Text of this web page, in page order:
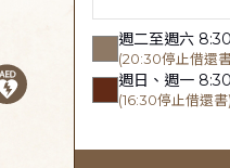
週二至週六
(20:30停止借還
週日、週一
(16:30停止借還書)